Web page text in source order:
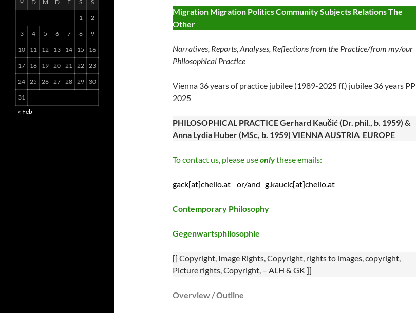
Migration Migration Politics Community Subjects Relations The
Other
Narratives, Reports, Analyses, Reflections from the Practice/from my/our
Philosophical Practice
Vienna 36 years of practice jubilee (1989-2025 ff.) jubilee 36 years PP
2025
PHILOSOPHICAL PRACTICE Gerhard Kaučić (Dr. phil., b. 1959) &
Anna Lydia Huber (MSc, b. 1959) VIENNA AUSTRIA EUROPE
To contact us, please useonlythese emails:
gack[at]chello.at or/and g.kaucic[at]chello.at
Contemporary Philosophy
Gegenwartsphilosophie
[[ Copyright, Image Rights, Copyright, rights to images, copyright,
Picture rights, Copyright, – ALH & GK ]]
Overview / Outline
M D M D F S S
1 2
3 4 5 6 7 8 9
10 11 12 13 14 15 16
17 18 19 20 21 22 23
24 25 26 27 28 29 30
31
« Feb